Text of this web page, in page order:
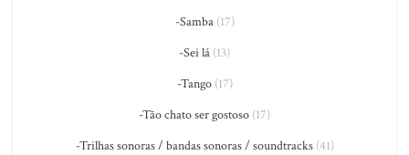
-Samba(17)
-Sei lá (13)
-Tango(17)
-Tão chato ser gostoso (17)
-Trilhas sonoras / bandas sonoras / soundtracks(41)